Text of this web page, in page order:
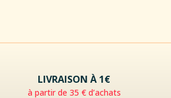
LIVRAISON À 1€
à partir de 35 € d’achats